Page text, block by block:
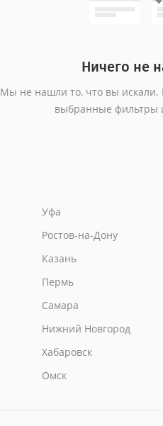
Ничего не
Мы не нашли то, что вы искали.
выбранные фильтры
Уфа
Ростов-на-Дону
Казань
Пермь
Самара
Нижний Новгород
Хабаровск
Омск